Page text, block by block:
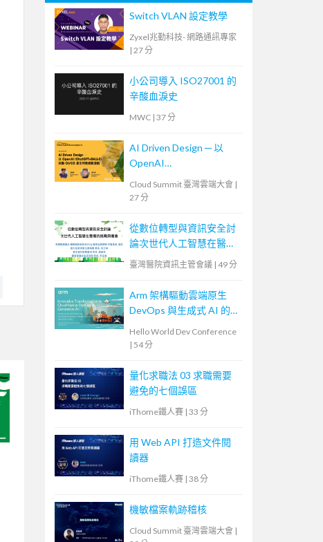
Switch VLAN 設定教學
Zyxel兆勤科技- 網路通訊專家
| 27 分
小公司導入 ISO27001 的
辛酸血淚史
MWC | 37 分
AI Driven Design ─ 以
OpenAI
(ChatGPT+DALL-E) 自動
CI/CD 產生特教網頁遊戲
Cloud Summit 臺灣雲端大會 |
27 分
從數位轉型與資訊安全討
論次世代人工智慧在醫療
的挑戰與機會
臺灣醫院資訊主管會議 | 49 分
Arm 架構驅動雲端原生
DevOps 與生成式 AI 的創
的雙贏實踐與成功案例
Hello World Dev Conference
| 54 分
量化求職法 03 求職需要
避免的七個誤區
iThome鐵人賽 | 33 分
用 Web API 打造文件閱
讀器
iThome鐵人賽 | 38 分
機敏檔案軌跡稽核
Cloud Summit 臺灣雲端大會 |